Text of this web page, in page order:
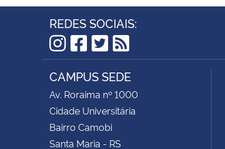
REDES SOCIAIS:
Instagram
Facebook
Twitter
RSS
CAMPUS SEDE
Av. Roraima nº 1000
Cidade Universitária
Bairro Camobi
Santa Maria - RS